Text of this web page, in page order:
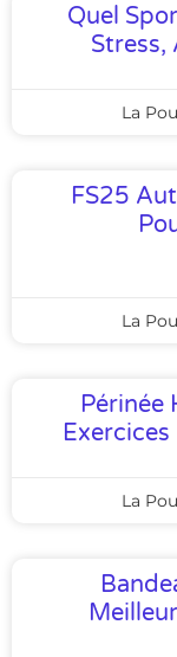
Quel
Stress,
La
FS25
La
Périnée
La